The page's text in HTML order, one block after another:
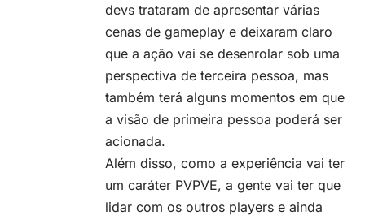
devs trataram de apresentar várias
cenas de gameplay e deixaram claro
que a ação vai se desenrolar sob uma
perspectiva de terceira pessoa, mas
também terá alguns momentos em que
a visão de primeira pessoa poderá ser
acionada.
Além disso, como a experiência vai ter
um caráter PVPVE, a gente vai ter que
lidar com os outros players e ainda